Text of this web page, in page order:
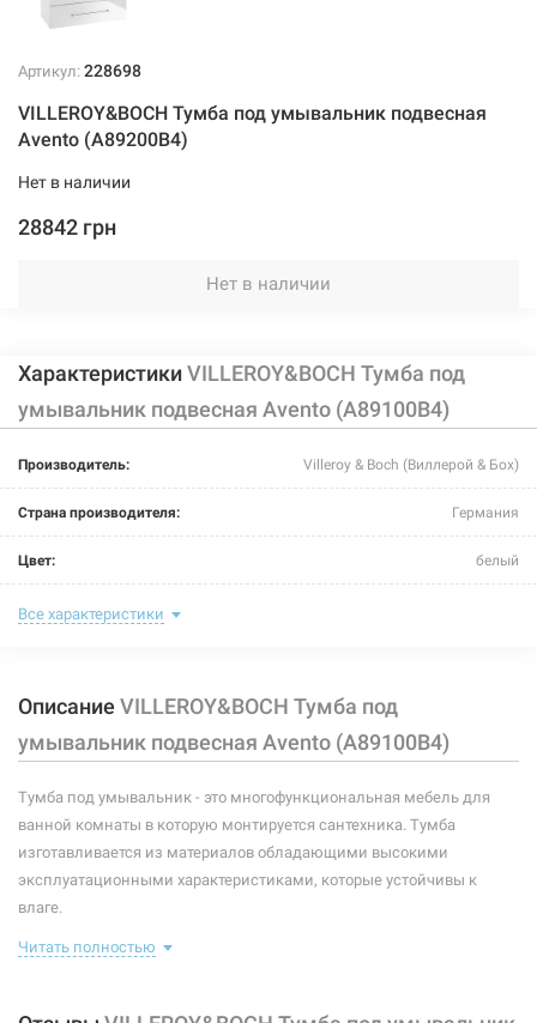
Артикул: 228698
VILLEROY&BOCH Тумба под умывальник подвесная
Avento (A89200B4)
Нет в наличии
28842 грн
Нет в наличии
ХарактеристикиVILLEROY&BOCH Тумба под
умывальник подвесная Avento (A89100B4)
Производитель: Villeroy & Boch (Виллерой & Бох)
Страна производителя: Германия
Цвет: белый
Комплектация:
Глубина:
Высота:
Тип монтажа: подвесной
Тип открывания: выдвижной
Все характеристики
Описание VILLEROY&BOCH Тумба под
умывальник подвесная Avento (A89100B4)
Тумба под умывальник - это многофункциональная мебель для
ванной комнаты в которую монтируется сантехника. Тумба
изготавливается из материалов обладающими высокими
эксплуатационными характеристиками, которые устойчивы к
влаге.
размер (ШхГхВ) - 780х452х514 мм
Читать полностью